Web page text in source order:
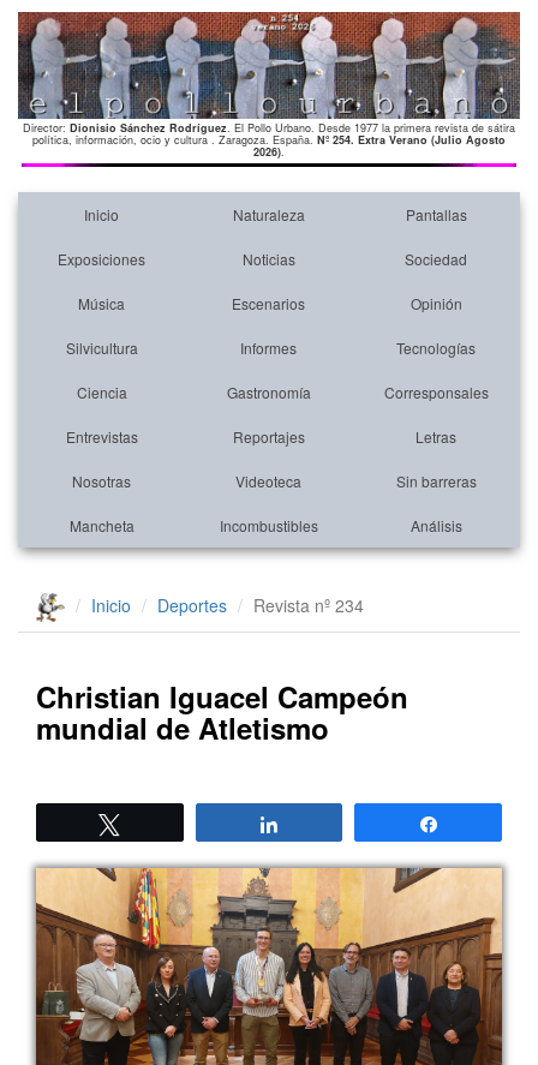
Director: Dionisio Sánchez Rodríguez. El Pollo Urbano. Desde 1977 la primera revista de sátira
política, información, ocio y cultura . Zaragoza. España. Nº 254. Extra Verano (Julio Agosto
2026).
Inicio Naturaleza Pantallas
Exposiciones Noticias Sociedad
Música Escenarios Opinión
Silvicultura Informes Tecnologías
Ciencia Gastronomía Corresponsales
Entrevistas Reportajes Letras
Nosotras Videoteca Sin barreras
Mancheta Incombustibles Análisis
Inicio Deportes Revista nº 234
Christian Iguacel Campeón
mundial de Atletismo